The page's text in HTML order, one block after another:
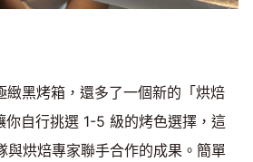
黑烤箱，還多了一個新的「烘焙
你自行挑選 1-5 級的烤色選擇，這
與烘焙專家聯手合作的成果。簡單